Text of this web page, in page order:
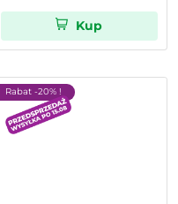
Kup
Rabat -20% !